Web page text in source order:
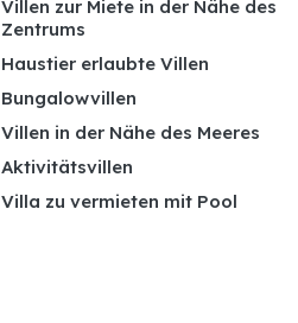
Villen zur Miete in der Nähe des
Zentrums
Haustier erlaubte Villen
Bungalowvillen
Villen in der Nähe des Meeres
Aktivitätsvillen
Villa zu vermieten mit Pool